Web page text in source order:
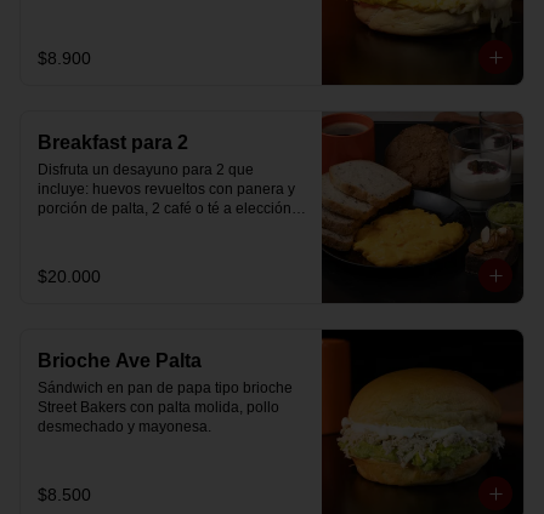
$8.900
Breakfast para 2
Disfruta un desayuno para 2 que
incluye: huevos revueltos con panera y
porción de palta, 2 café o té a elección, 2
hecha en casa, un mini brownie y galleta
de avena para compartir.
$20.000
Brioche Ave Palta
Sándwich en pan de papa tipo brioche
Street Bakers con palta molida, pollo
desmechado y mayonesa.
$8.500